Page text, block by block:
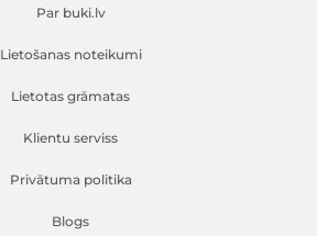
Par buki.lv
Lietošanas noteikumi
Lietotas grāmatas
Klientu serviss
Privātuma politika
Blogs